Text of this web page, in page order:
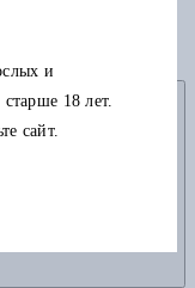
власти.
и
старше 18 лет.
сайт.